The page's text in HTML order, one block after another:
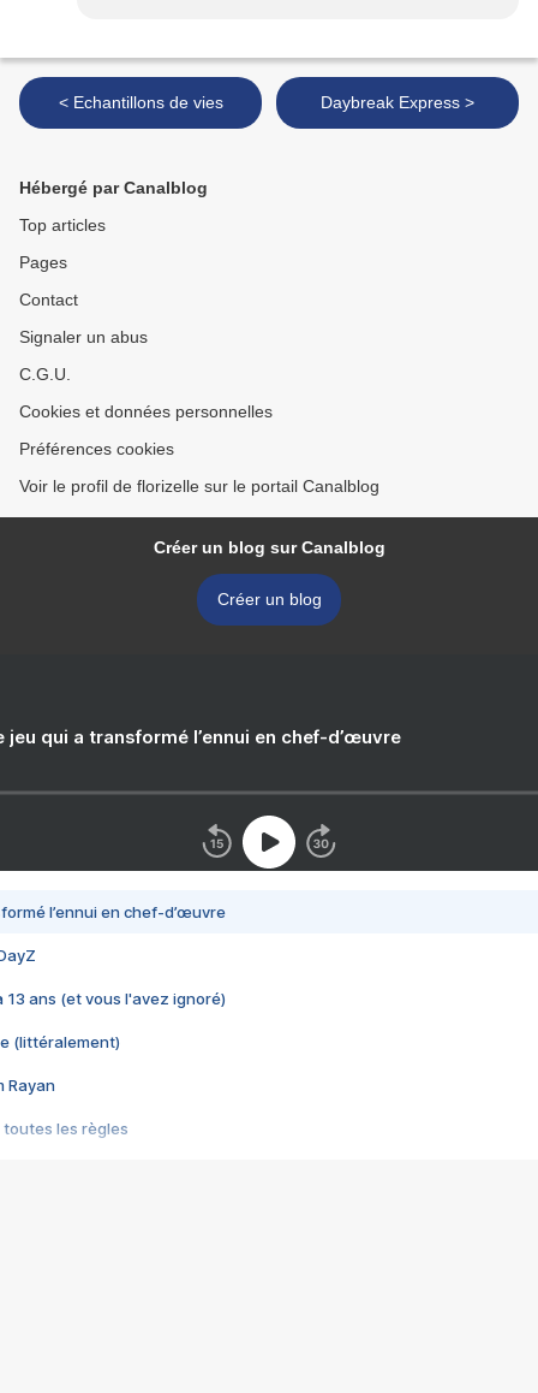
< Echantillons de vies Daybreak Express >
Hébergé par Canalblog
Top articles
Pages
Contact
Signaler un abus
C.G.U.
Cookies et données personnelles
Préférences cookies
Voir le profil de florizelle sur le portail Canalblog
Créer un blog sur Canalblog
Créer un blog
jeu qui a transformé l’ennui en chef-d’œuvre
l’ennui en chef-d’œuvre
13 ans (et vous l'avez ignoré)
(littéralement)
Rayan
toutes les règles